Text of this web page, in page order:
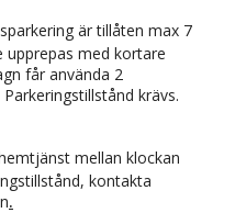
är tillåten max 7
med kortare
får använda 2
Parkeringstillstånd krävs.
mellan klockan
kontakta
.